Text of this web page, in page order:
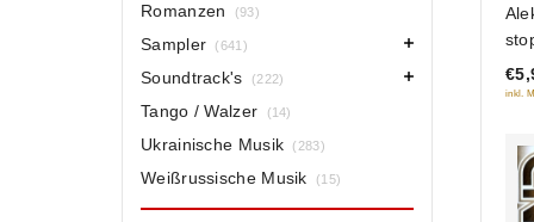
of
5
inkl.
Romanzen (93)
Sampler (641)
Soundtrack's (222)
Tango / Walzer (14)
Ukrainische Musik (283)
Weißrussische Musik (15)